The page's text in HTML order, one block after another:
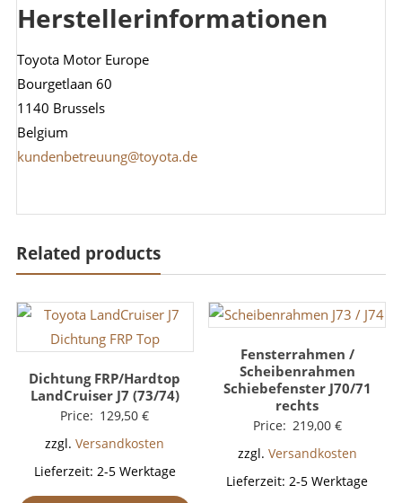
Herstellerinformationen
Toyota Motor Europe
Bourgetlaan 60
1140 Brussels
Belgium
kundenbetreuung@toyota.de
Related products
Dichtung FRP/Hardtop
LandCruiser J7 (73/74)
Price: 129,50€
zzgl.Versandkosten
Lieferzeit: 2-5 Werktage
Fensterrahmen /
Scheibenrahmen
Schiebefenster J70/71
rechts
Price: 219,00 €
zzgl. Versandkosten
Lieferzeit:2-5 Werktage